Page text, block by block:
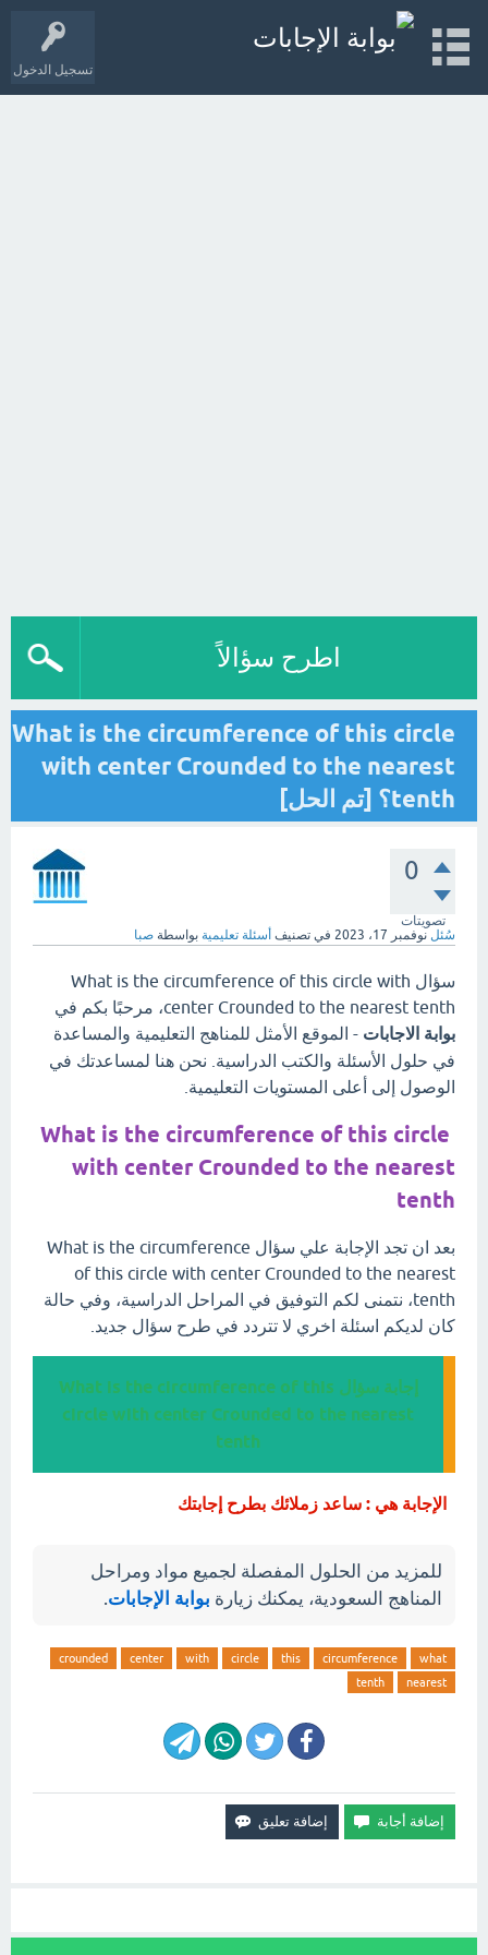
تسجيل الدخول
اطرح سؤالاً
What is the circumference of this circle
with center Crounded to the nearest
tenth؟ [تم الحل]
0
تصويتات
سُئل نوفمبر 17، 2023 في تصنيف أسئلة تعليمية بواسطة صبا
سؤال What is the circumference of this circle with
center Crounded to the nearest tenth، مرحبًا بكم في
بوابة الاجابات - الموقع الأمثل للمناهج التعليمية والمساعدة
في حلول الأسئلة والكتب الدراسية. نحن هنا لمساعدتك في
الوصول إلى أعلى المستويات التعليمية.
What is the circumference of this circle
with center Crounded to the nearest
tenth
بعد ان تجد الإجابة علي سؤال What is the circumference
of this circle with center Crounded to the nearest
tenth، نتمنى لكم التوفيق في المراحل الدراسية، وفي حالة
كان لديكم اسئلة اخري لا تتردد في طرح سؤال جديد.
إجابة سؤال What is the circumference of this
circle with center Crounded to the nearest
tenth
الإجابة هي : ساعد زملائك بطرح إجابتك
للمزيد من الحلول المفصلة لجميع مواد ومراحل
المناهج السعودية، يمكنك زيارة بوابة الإجابات.
what
circumference
this
circle
with
center
crounded
nearest
tenth